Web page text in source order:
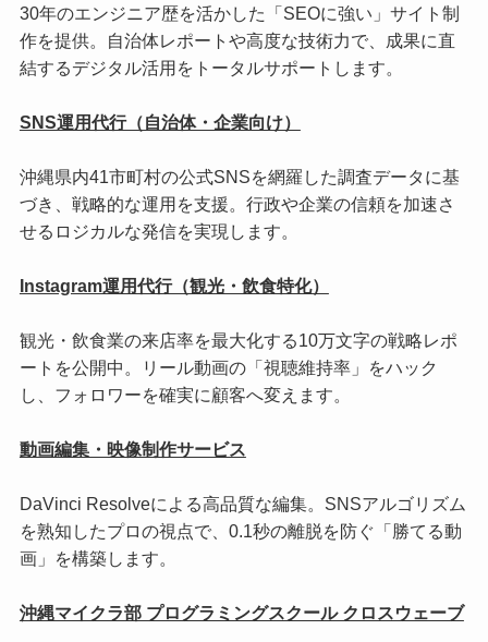
30年のエンジニア歴を活かした「SEOに強い」サイト制
作を提供。自治体レポートや高度な技術力で、成果に直
結するデジタル活用をトータルサポートします。
SNS運用代行（自治体・企業向け）
沖縄県内41市町村の公式SNSを網羅した調査データに基
づき、戦略的な運用を支援。行政や企業の信頼を加速さ
せるロジカルな発信を実現します。
Instagram運用代行（観光・飲食特化）
観光・飲食業の来店率を最大化する10万文字の戦略レポ
ートを公開中。リール動画の「視聴維持率」をハック
し、フォロワーを確実に顧客へ変えます。
動画編集・映像制作サービス
DaVinci Resolveによる高品質な編集。SNSアルゴリズム
を熟知したプロの視点で、0.1秒の離脱を防ぐ「勝てる動
画」を構築します。
沖縄マイクラ部 プログラミングスクール クロスウェーブ